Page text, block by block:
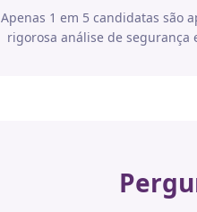
Apenas 1 em 5 candidatas são
rigorosa análise de segurança